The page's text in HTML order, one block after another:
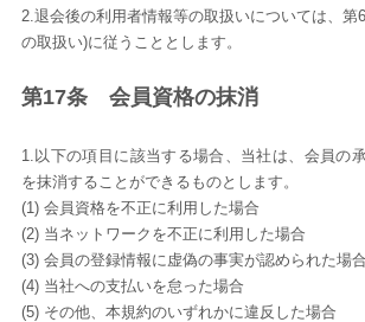
2.退会後の利用者情報等の取扱いについては、第
の取扱い)に従うこととします。
第17条 会員資格の抹消
1.以下の項目に該当する場合、当社は、会員の
を抹消することができるものとします。
(1) 会員資格を不正に利用した場合
(2) 当ネットワークを不正に利用した場合
(3) 会員の登録情報に虚偽の事実が認められた場合
(4) 当社への支払いを怠った場合
(5) その他、本規約のいずれかに違反した場合